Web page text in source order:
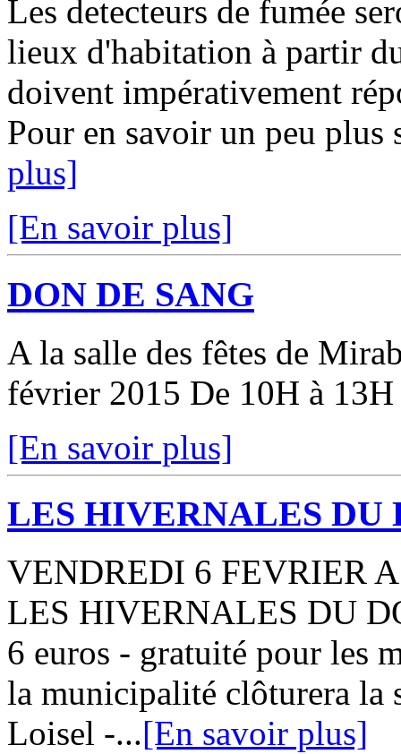
Les detecteurs de fumée
lieux d'habitation à partir
doivent impérativement
Pour en savoir un peu plus
plus]
[En savoir plus]
DON DE SANG
A la salle des fêtes de
février 2015 De 10H à
[En savoir plus]
LES HIVERNALES DU
VENDREDI 6 FEVRIER
LES HIVERNALES DU
6 euros - gratuité pour les
la municipalité clôturera la
Loisel -...[En savoir plus]